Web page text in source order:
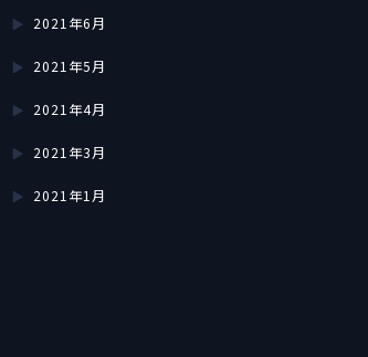
2021年6月
2021年5月
2021年4月
2021年3月
2021年1月